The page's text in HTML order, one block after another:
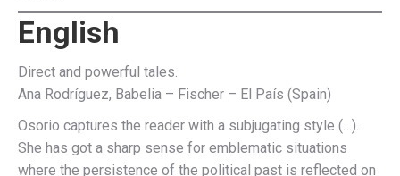
English
Direct and powerful tales.
Ana Rodríguez, Babelia – Fischer – El País (Spain)
Osorio captures the reader with a subjugating style (…).
She has got a sharp sense for emblematic situations
where the persistence of the political past is reflected on